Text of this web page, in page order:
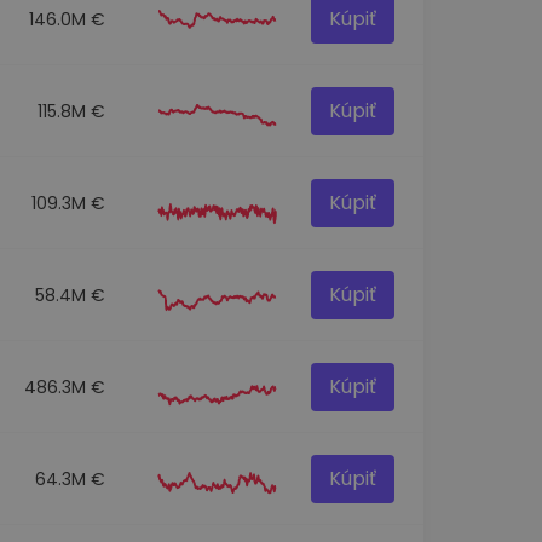
146.0M € Kúpiť
115.8M € Kúpiť
109.3M € Kúpiť
58.4M € Kúpiť
486.3M € Kúpiť
64.3M € Kúpiť